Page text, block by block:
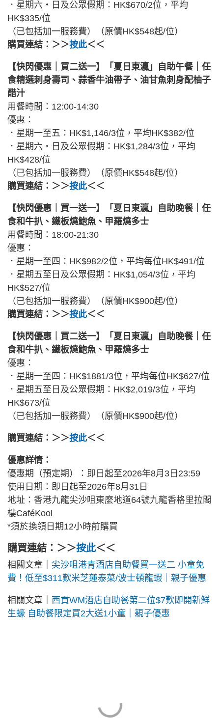
．星期六・日及公眾假期：HK$670/2位，平均
HK$335/位
（已包括加一服務費）（原價HK$548起/位）
購買連結：＞＞按此＜＜
【快閃優惠｜買二送一】「夏日東瀛」自助午餐｜任
食精選刺身壽司、蒜香牛油帶子、油甘魚刺身配柚子
醋汁
用餐時間：12:00-14:30
優惠：
．星期一至五：HK$1,146/3位，平均HK$382/位
．星期六・日及公眾假期：HK$1,284/3位，平均
HK$428/位
（已包括加一服務費）（原價HK$548起/位）
購買連結：＞＞按此＜＜
【快閃優惠｜買一送一】「夏日東瀛」自助晚餐｜任
食和牛扒、鐵板燒鮑魚、甲羅燒多士
用餐時間：18:00-21:30
優惠：
．星期一至四：HK$982/2位，平均每位HK$491/位
．星期五至日及公眾假期：HK$1,054/3位，平均
HK$527/位
（已包括加一服務費）（原價HK$900起/位）
購買連結：＞＞按此＜＜
【快閃優惠｜買二送一】「夏日東瀛」自助晚餐｜任
食和牛扒、鐵板燒鮑魚、甲羅燒多士
優惠：
．星期一至四：HK$1881/3位，平均每位HK$627/位
．星期五至日及公眾假期：HK$2,019/3位，平均
HK$673/位
（已包括加一服務費）（原價HK$900起/位）
購買連結：＞＞按此＜＜
優惠詳情：
優惠期（預定期）：即日起至2026年8月3日23:59
使用日期：即日起至2026年8月31日
地址：香港九龍尖沙咀東麼地道64號九龍香格里拉閣
樓CaféKool
*須於換領日期12小時前購買
購買連結：＞＞按此＜＜
相關文章｜ 尖沙咀港青酒店自助餐買一送二 小童免
費！低至$311歎米芝蓮泰菜/波士頓龍蝦｜親子優惠
相關文章｜ 西貢WM酒店自助餐第二位$7歎即開新鮮
生蠔 自助餐限定買2大送1小童｜親子優惠